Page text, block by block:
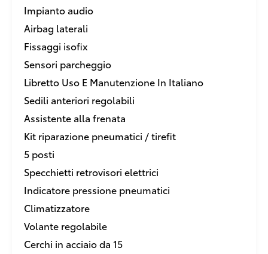
Impianto audio
Airbag laterali
Fissaggi isofix
Sensori parcheggio
Libretto Uso E Manutenzione In Italiano
Sedili anteriori regolabili
Assistente alla frenata
Kit riparazione pneumatici / tirefit
5 posti
Specchietti retrovisori elettrici
Indicatore pressione pneumatici
Climatizzatore
Volante regolabile
Cerchi in acciaio da 15